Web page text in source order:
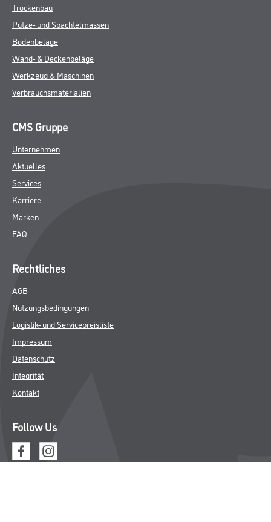
Trockenbau
Putze- und Spachtelmassen
Bodenbeläge
Wand- & Deckenbeläge
Werkzeug & Maschinen
Verbrauchsmaterialien
CMS Gruppe
Unternehmen
Aktuelles
Services
Karriere
Marken
FAQ
Rechtliches
AGB
Nutzungsbedingungen
Logistik- und Servicepreisliste
Impressum
Datenschutz
Integrität
Kontakt
Follow Us